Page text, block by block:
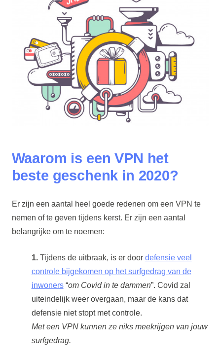
Waarom is eenVPN het
beste geschenk in 2020?
Er zijn een aantal heel goede redenen om een VPN te
nemen of te geven tijdens kerst. Er zijn een aantal
belangrijke om te noemen:
1.Tijdens de uitbraak, is er door defensie veel
controle bijgekomen op het surfgedrag van de
inwoners“om Covid in te dammen”. Covid zal
uiteindelijk weer overgaan, maar de kans dat
defensie niet stopt met controle.
Met een VPN kunnen ze niks meekrijgen van jouw
surfgedrag.